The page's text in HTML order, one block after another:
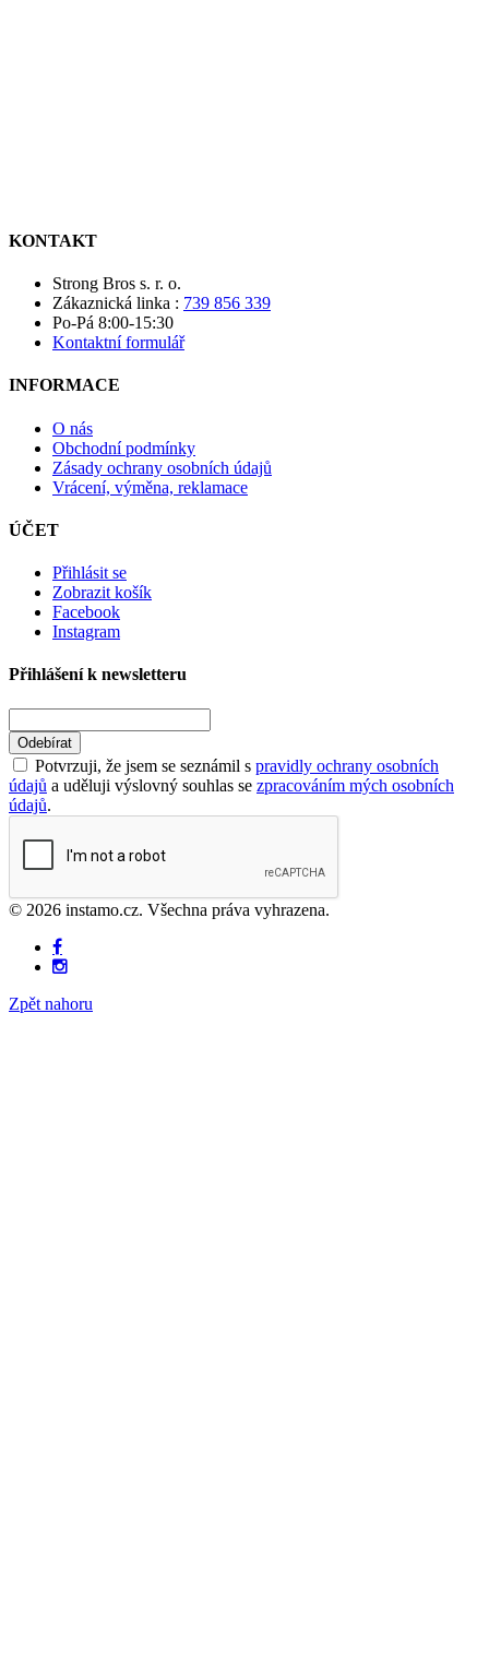
KONTAKT
Strong Bros s. r. o.
Zákaznická linka : 739 856 339
Po-Pá 8:00-15:30
Kontaktní formulář
INFORMACE
O nás
Obchodní podmínky
Zásady ochrany osobních údajů
Vrácení, výměna, reklamace
ÚČET
Přihlásit se
Zobrazit košík
Facebook
Instagram
Přihlášení k newsletteru
Odebírat
Potvrzuji, že jsem se seznámil s pravidly ochrany osobních
údajů a uděluji výslovný souhlas se zpracováním mých osobních
údajů.
© 2026 instamo.cz. Všechna práva vyhrazena.
Zpět nahoru